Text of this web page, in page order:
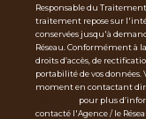
Responsable du
traitement repose sur
conservées jusqu'à
Réseau. Conformément à
droits d’accès, de
portabilité de vos
moment en contactant
pour plus
contacté l'Agence / le